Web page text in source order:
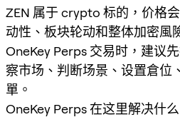
ZEN 属于 crypto 标的，价格
动性、板块轮动和整体加密風
OneKey Perps 交易时，建议
察市场、判断场景、设置倉位
單。
OneKey Perps 在这里解决什